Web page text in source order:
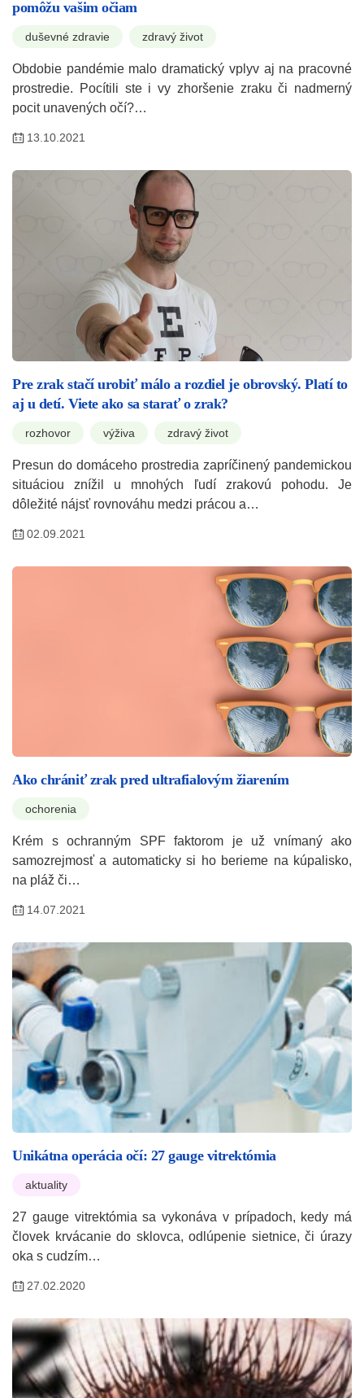
pomôžu vašim očiam
duševné zdravie zdravý život
Obdobie pandémie malo dramatický vplyv aj na pracovné
prostredie. Pocítili ste i vy zhoršenie zraku či nadmerný
pocit unavených očí?…
13.10.2021
Pre zrak stačí urobiť málo a rozdiel je obrovský. Platí to
aj u detí. Viete ako sa starať o zrak?
rozhovor výživa zdravý život
Presun do domáceho prostredia zapríčinený pandemickou
situáciou znížil u mnohých ľudí zrakovú pohodu. Je
dôležité nájsť rovnováhu medzi prácou a…
02.09.2021
Ako chrániť zrak pred ultrafialovým žiarením
ochorenia
Krém s ochranným SPF faktorom je už vnímaný ako
samozrejmosť a automaticky si ho berieme na kúpalisko,
na pláž či…
14.07.2021
Unikátna operácia očí: 27 gauge vitrektómia
aktuality
27 gauge vitrektómia sa vykonáva v prípadoch, kedy má
človek krvácanie do sklovca, odlúpenie sietnice, či úrazy
oka s cudzím…
27.02.2020